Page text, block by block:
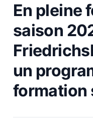
En pleine
saison
un
formation